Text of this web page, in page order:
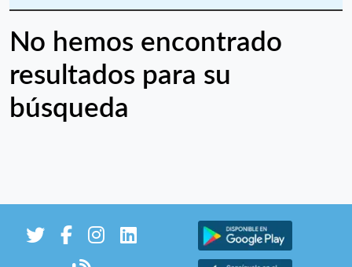
No hemos encontrado
resultados para su
búsqueda